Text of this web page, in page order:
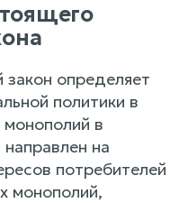
определяет
политики в
в
на
потребителей
монополий,